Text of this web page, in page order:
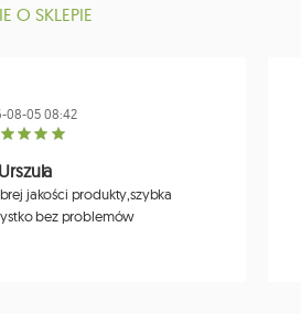
O SKLEPIE
08-05 08:42
Urszula
jakości produkty,szybka
bez problemów